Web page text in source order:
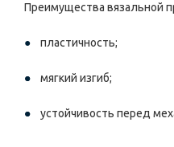
Преимущества вязальной
пластичность;
мягкий изгиб;
устойчивость перед